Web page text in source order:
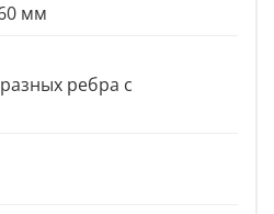
мм
ребра с